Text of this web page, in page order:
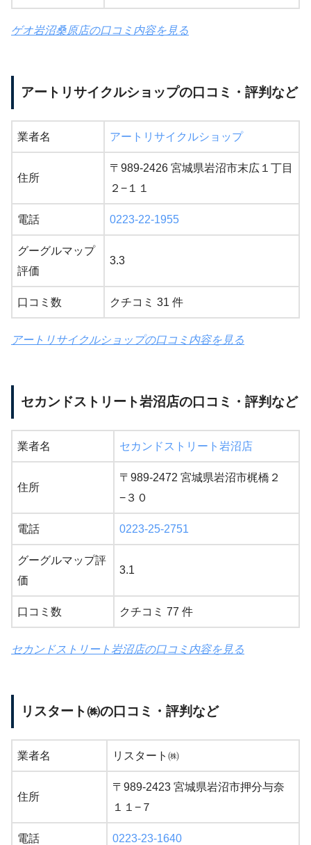
ゲオ岩沼桑原店の口コミ内容を見る
アートリサイクルショップの口コミ・評判など
業者名 アートリサイクルショップ
住所
〒989-2426 宮城県岩沼市末広１丁目
２−１１
電話 0223-22-1955
グーグルマップ
評価
3.3
口コミ数 クチコミ 31 件
アートリサイクルショップの口コミ内容を見る
セカンドストリート岩沼店の口コミ・評判など
業者名 セカンドストリート岩沼店
住所
〒989-2472 宮城県岩沼市梶橋２
−３０
電話 0223-25-2751
グーグルマップ評
価
3.1
口コミ数 クチコミ 77 件
セカンドストリート岩沼店の口コミ内容を見る
リスタート㈱の口コミ・評判など
業者名 リスタート㈱
住所
〒989-2423 宮城県岩沼市押分与奈
１１−７
電話 0223-23-1640